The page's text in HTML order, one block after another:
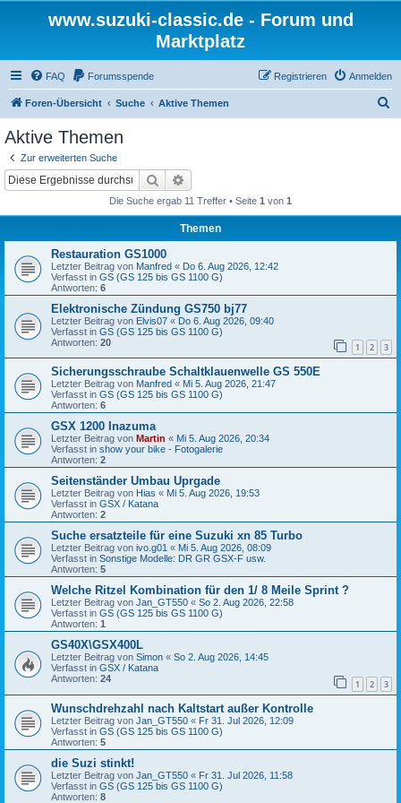
www.suzuki-classic.de - Forum und
Marktplatz
FAQ Forumsspende Anmelden
Registrieren
Foren-Übersicht Suche Aktive Themen
Aktive Themen
Zur erweiterten Suche
Suche
Die Suche ergab 11 Treffer • Seite 1 von 1
Themen
Restauration GS1000
Letzter Beitrag von Manfred « Do 6. Aug 2026, 12:42
Verfasst in GS (GS 125 bis GS 1100 G)
Antworten: 6
Elektronische Zündung GS750 bj77
Letzter Beitrag von Elvis07 « Do 6. Aug 2026, 09:40
Verfasst in GS (GS 125 bis GS 1100 G)
Antworten: 20 1 2 3
Sicherungsschraube Schaltklauenwelle GS 550E
Letzter Beitrag von Manfred « Mi 5. Aug 2026, 21:47
Verfasst in GS (GS 125 bis GS 1100 G)
Antworten: 6
GSX 1200 Inazuma
Letzter Beitrag von Martin « Mi 5. Aug 2026, 20:34
Verfasst in show your bike - Fotogalerie
Antworten: 2
Seitenständer Umbau Uprgade
Letzter Beitrag von Hias « Mi 5. Aug 2026, 19:53
Verfasst in GSX / Katana
Antworten: 2
Suche ersatzteile für eine Suzuki xn 85 Turbo
Letzter Beitrag von ivo.g01 « Mi 5. Aug 2026, 08:09
Verfasst in Sonstige Modelle: DR GR GSX-F usw.
Antworten: 5
Welche Ritzel Kombination für den 1/ 8 Meile Sprint ?
Letzter Beitrag von Jan_GT550 « So 2. Aug 2026, 22:58
Verfasst in GS (GS 125 bis GS 1100 G)
Antworten: 1
GS40X\GSX400L
Letzter Beitrag von Simon « So 2. Aug 2026, 14:45
Verfasst in GSX / Katana
Antworten: 24 1 2 3
Wunschdrehzahl nach Kaltstart außer Kontrolle
Letzter Beitrag von Jan_GT550 « Fr 31. Jul 2026, 12:09
Verfasst in GS (GS 125 bis GS 1100 G)
Antworten: 5
die Suzi stinkt!
Letzter Beitrag von Jan_GT550 « Fr 31. Jul 2026, 11:58
Verfasst in GS (GS 125 bis GS 1100 G)
Antworten: 8